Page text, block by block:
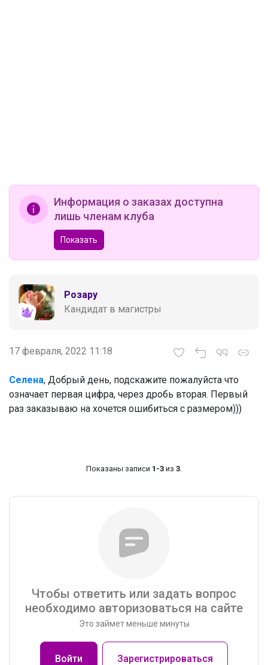
Информация о заказах доступна
лишь членам клуба
Показать
Розару
Кандидат в магистры
17 февраля, 2022 11:18
Селена, Добрый день, подскажите пожалуйста что
означает первая цифра, через дробь вторая. Первый
раз заказываю на хочется ошибиться с размером)))
Показаны записи 1-3 из 3
Чтобы ответить или задать вопрос
необходимо авторизоваться на сайте
Это займет меньше минуты
Войти Зарегистрироваться